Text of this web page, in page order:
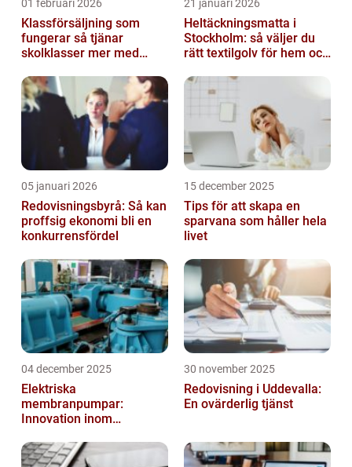
01 februari 2026
Klassförsäljning som
fungerar så tjänar
skolklasser mer med
21 januari 2026
Heltäckningsmatta i
Stockholm: så väljer du
rätt textilgolv för hem och
05 januari 2026
Redovisningsbyrå: Så kan
proffsig ekonomi bli en
konkurrensfördel
15 december 2025
Tips för att skapa en
sparvana som håller hela
livet
04 december 2025
Elektriska
membranpumpar:
Innovation inom
30 november 2025
Redovisning i Uddevalla:
En ovärderlig tjänst